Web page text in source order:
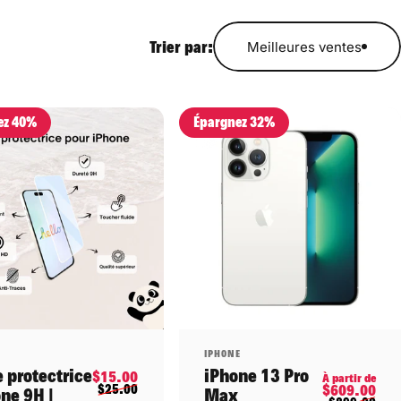
Trier par: Meilleures ventes
40%
protectrice
9H |
Prix promotionnel
$15.00Prix habituel
$25.00
Épargnez 32%
Distributeur:
IPHONE
iPhone 13 Pro
Max
À partir de
$609.00